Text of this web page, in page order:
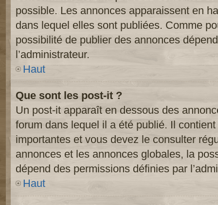
possible. Les annonces apparaissent en
dans lequel elles sont publiées. Comme
possibilité de publier des annonces
l’administrateur.
Haut
Que sont les post-it ?
Un post-it apparaît en dessous des
forum dans lequel il a été publié. Il
importantes et vous devez le consulter
annonces et les annonces globales, la
dépend des permissions définies par
Haut